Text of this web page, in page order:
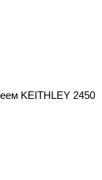
KEITHLEY 2450